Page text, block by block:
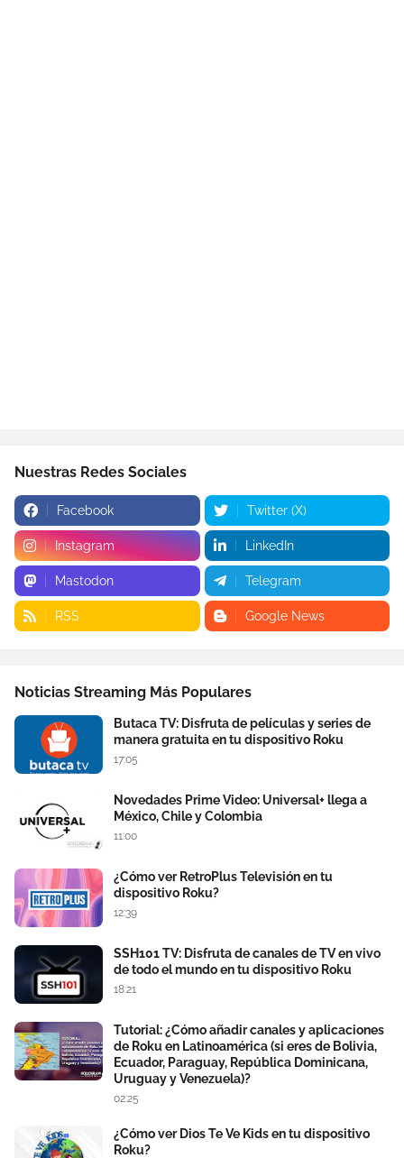
Nuestras Redes Sociales
Facebook Twitter (X)
Instagram LinkedIn
Mastodon Telegram
RSS Google News
Noticias Streaming Más Populares
Butaca TV: Disfruta de películas y series de
manera gratuita en tu dispositivo Roku
17:05
Novedades Prime Video: Universal+ llega a
México, Chile y Colombia
11:00
¿Cómo ver RetroPlus Televisión en tu
dispositivo Roku?
12:39
SSH101 TV: Disfruta de canales de TV en vivo
de todo el mundo en tu dispositivo Roku
18:21
Tutorial: ¿Cómo añadir canales y aplicaciones
de Roku en Latinoamérica (si eres de Bolivia,
Ecuador, Paraguay, República Dominicana,
Uruguay y Venezuela)?
02:25
¿Cómo ver Dios Te Ve Kids en tu dispositivo
Roku?